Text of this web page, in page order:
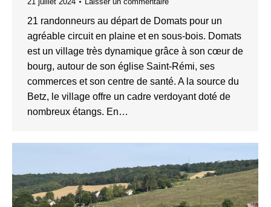
21 randonneurs au départ de Domats pour un
agréable circuit en plaine et en sous-bois. Domats
est un village très dynamique grâce à son cœur de
bourg, autour de son église Saint-Rémi, ses
commerces et son centre de santé. A la source du
Betz, le village offre un cadre verdoyant doté de
nombreux étangs. En…